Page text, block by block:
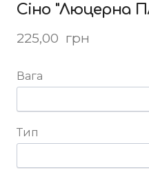
Сіно "Люцерна
225,00  грн
Вага
Тип